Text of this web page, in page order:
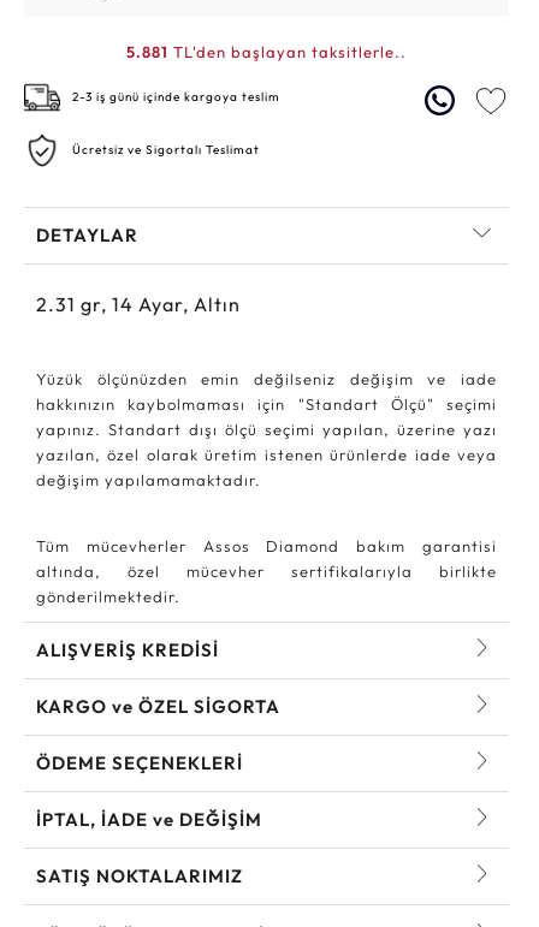
5.881 TL'den başlayan taksitlerle..
2-3 iş günü içinde kargoya teslim
Ücretsiz ve Sigortalı Teslimat
DETAYLAR
2.31 gr, 14 Ayar, Altın
Yüzük ölçünüzden emin değilseniz değişim ve iade
hakkınızın kaybolmaması için "Standart Ölçü" seçimi
yapınız. Standart dışı ölçü seçimi yapılan, üzerine yazı
yazılan, özel olarak üretim istenen ürünlerde iade veya
değişim yapılamamaktadır.
Tüm mücevherler Assos Diamond bakım garantisi
altında, özel mücevher sertifikalarıyla birlikte
gönderilmektedir.
ALIŞVERİŞ KREDİSİ
KARGO ve ÖZEL SİGORTA
ÖDEME SEÇENEKLERİ
İPTAL, İADE ve DEĞİŞİM
SATIŞ NOKTALARIMIZ